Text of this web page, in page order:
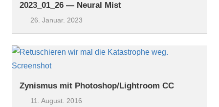
2023_01_26 — Neural Mist
26. Januar. 2023
Zynismus mit Photoshop/Lightroom CC
11. August. 2016